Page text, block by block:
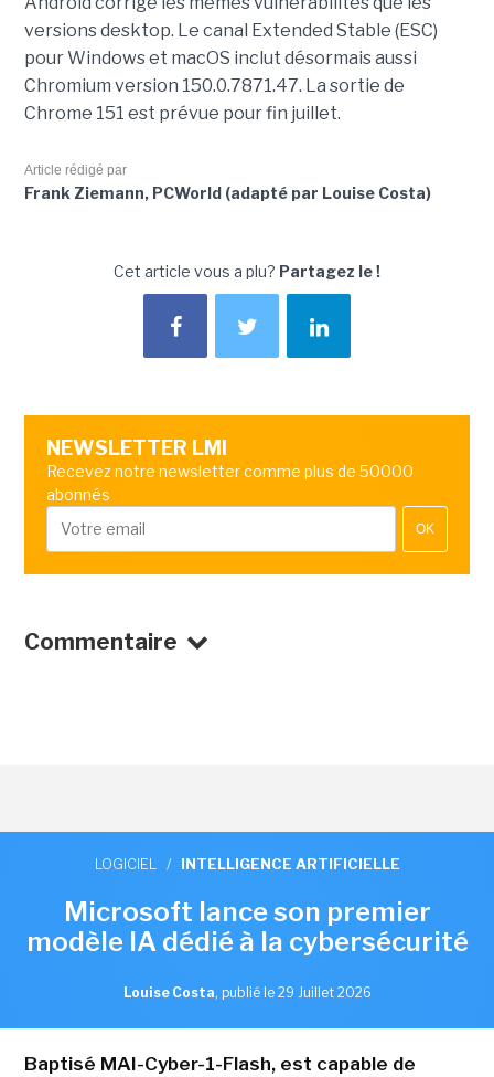
versions desktop. Le canal Extended Stable (ESC)
pour Windows et macOS inclut désormais aussi
Chromium version 150.0.7871.47. La sortie de
Chrome 151 est prévue pour fin juillet.
Article rédigé par
Frank Ziemann, PCWorld (adapté par Louise Costa)
Cet article vous a plu? Partagez le !
NEWSLETTER LMI
Recevez notre newsletter comme plus de 50000
abonnés
OK
Commentaire
LOGICIEL / INTELLIGENCE ARTIFICIELLE
Microsoft lance son premier
modèle IA dédié à la cybersécurité
Louise Costa, publié le 29 Juillet 2026
Baptisé MAI-Cyber-1-Flash, est capable de